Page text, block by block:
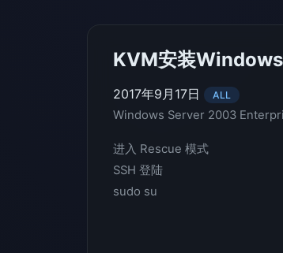
KVM安装
2017年9月17日 ALL
Windows Server 2003
进入 Rescue 模式
SSH 登陆
sudo su